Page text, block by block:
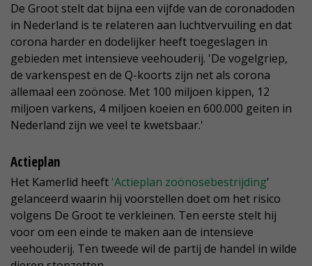
De Groot stelt dat bijna een vijfde van de coronadoden
in Nederland is te relateren aan luchtvervuiling en dat
corona harder en dodelijker heeft toegeslagen in
gebieden met intensieve veehouderij. 'De vogelgriep,
de varkenspest en de Q-koorts zijn net als corona
allemaal een zoönose. Met 100 miljoen kippen, 12
miljoen varkens, 4 miljoen koeien en 600.000 geiten in
Nederland zijn we veel te kwetsbaar.'
Actieplan
Het Kamerlid heeft 'Actieplan zoönosebestrijding'
gelanceerd waarin hij voorstellen doet om het risico
volgens De Groot te verkleinen. Ten eerste stelt hij
voor om een einde te maken aan de intensieve
veehouderij. Ten tweede wil de partij de handel in wilde